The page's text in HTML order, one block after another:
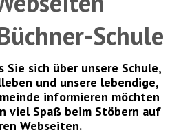
Schule
Sie sich über unsere Schule,
und unsere lebendige,
informieren möchten
viel Spaß beim Stöbern auf
Webseiten.